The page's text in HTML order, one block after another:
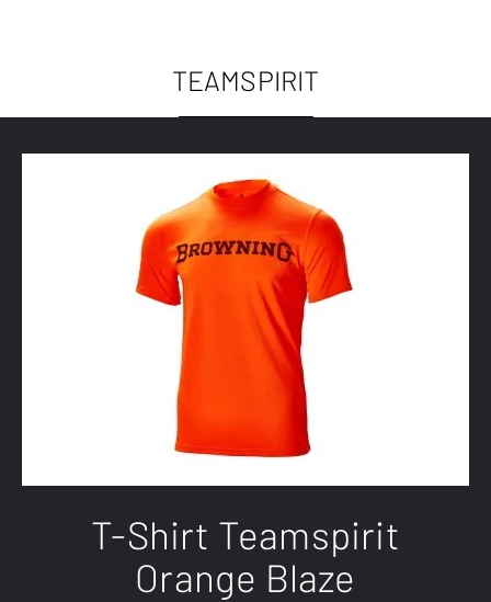
TEAMSPIRIT
T-Shirt Teamspirit
Orange Blaze